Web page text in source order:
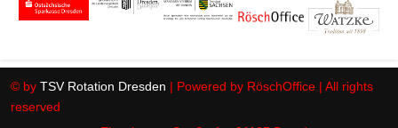
© by TSV Rotation Dresden | Powered by RöschOffice | All rights
reserved